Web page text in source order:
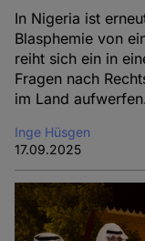
In Nigeria ist
Blasphemie von
reiht sich ein in
Fragen nach
im Land aufwerfen.
Inge Hüsgen
17.09.2025